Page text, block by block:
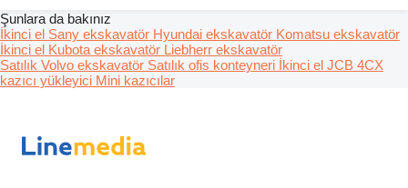
Şunlara da bakınız
İkinci el Sany ekskavatör Hyundai ekskavatör Komatsu ekskavatör
İkinci el Kubota ekskavatör Liebherr ekskavatör
Satılık Volvo ekskavatör Satılık ofis konteyneri İkinci el JCB 4CX
kazıcı yükleyici Mini kazıcılar